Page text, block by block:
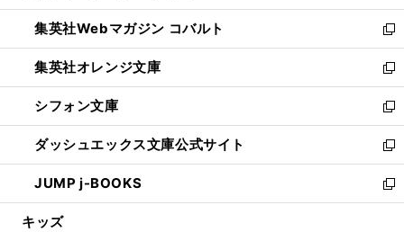
開
く
ウ
で
開
く
ン
ド
ウ
で
開
く
ウ
ィ
ン
ド
ウ
で
開
く
集英社Webマガジン コバルト
新
し
い
ウ
ィ
ン
ド
ウ
で
開
集英社オレンジ文庫
新
し
い
ウ
ィ
ン
ド
ウ
シフォン文庫
新
し
い
ウ
ィ
ン
ダッシュエックス文庫公式サイト
新
し
い
ウ
JUMP j-BOOKS
新
し
キッズ